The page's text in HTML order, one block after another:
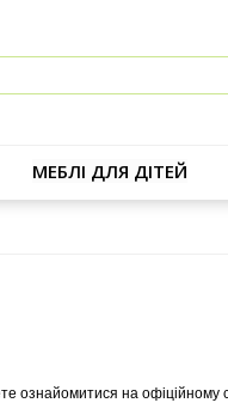
МЕБЛІ ДЛЯ ДІТЕЙ
ознайомитися на офіційному